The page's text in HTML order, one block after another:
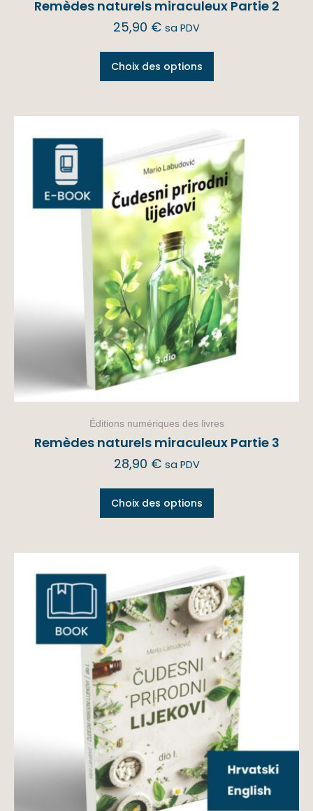
Remèdes naturels miraculeux Partie 2
25,90 € sa PDV
Choix des options
Éditions numériques des livres
Remèdes naturels miraculeux Partie 3
28,90 € sa PDV
Choix des options